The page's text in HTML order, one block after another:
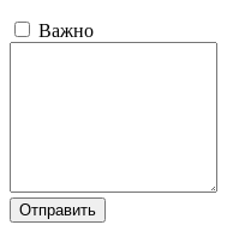
Важно
Отправить